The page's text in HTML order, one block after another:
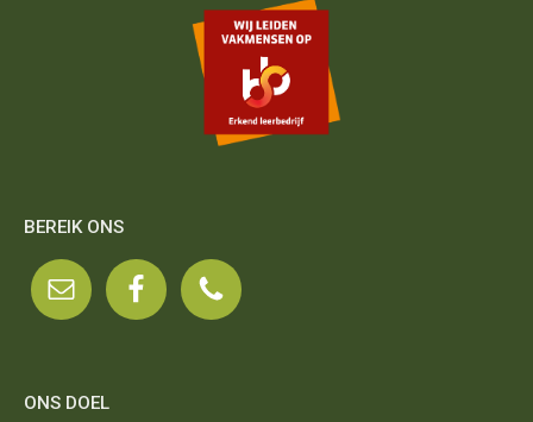
BEREIK ONS
ONS DOEL